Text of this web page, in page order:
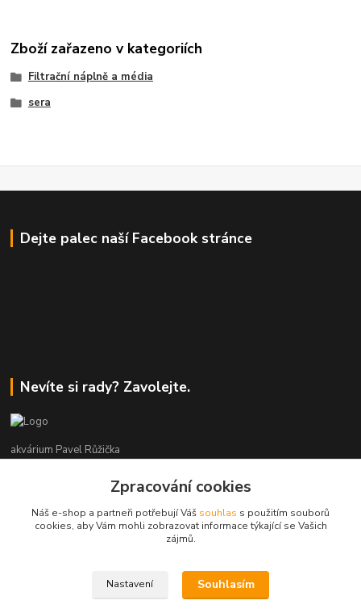
Zboží zařazeno v kategoriích
Filtrační náplně a média
sera
Dejte palec naší Facebook stránce
Nevíte si rady? Zavolejte.
akvárium Pavel Růžička
+420 602 118 290
9:00 až 16:00 v pracovní dny
Zpracování cookies
Náš e-shop a partneři potřebují Váš souhlas s použitím souborů
cookies, aby Vám mohli zobrazovat informace týkající se Vašich
zájmů.
Nastavení Souhlasím